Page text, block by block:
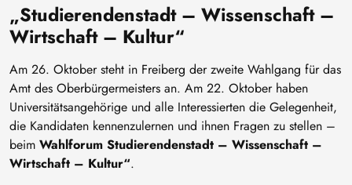
„Studierendenstadt – Wissenschaft –
Wirtschaft – Kultur“
Am 26. Oktober steht in Freiberg der zweite Wahlgang für das
Amt des Oberbürgermeisters an. Am 22. Oktober haben
Universitätsangehörige und alle Interessierten die Gelegenheit,
die Kandidaten kennenzulernen und ihnen Fragen zu stellen –
beim Wahlforum Studierendenstadt – Wissenschaft –
Wirtschaft – Kultur“.